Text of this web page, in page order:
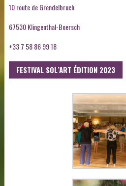
10 route de Grendelbruch
67530 Klingenthal-Boersch
+33 7 58 86 99 18
FESTIVAL SOL’ART ÉDITION 2023